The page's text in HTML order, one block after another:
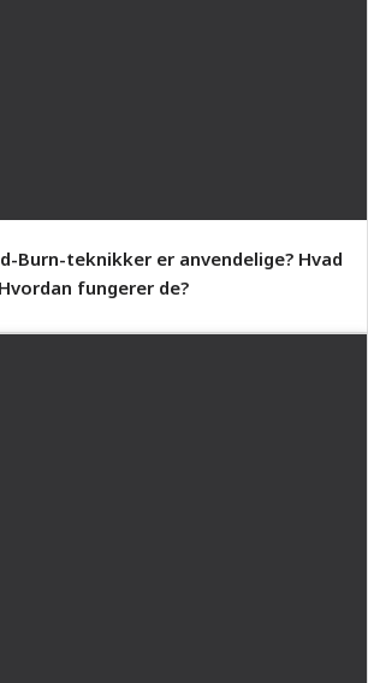
Burn-teknikker er anvendelige? Hvad
fungerer de?